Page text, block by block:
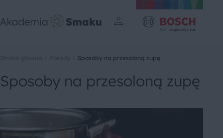
Sposoby na przesoloną zupę
Sposoby na przesoloną zupę